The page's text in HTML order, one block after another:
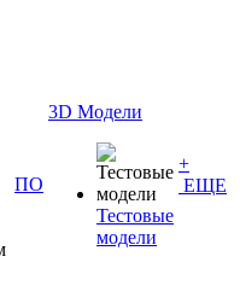
ПО
3D Модели
Тестовые
модели
+
ЕЩЕ